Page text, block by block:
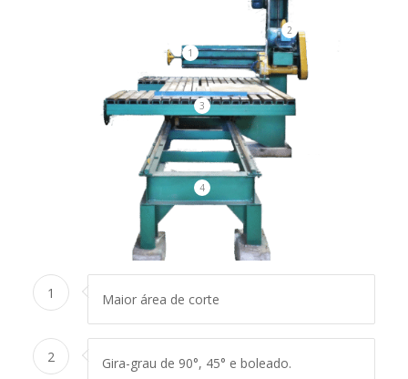
1
2
3
4
1 Maior área de corte
2 Gira-grau de 90°, 45° e boleado.